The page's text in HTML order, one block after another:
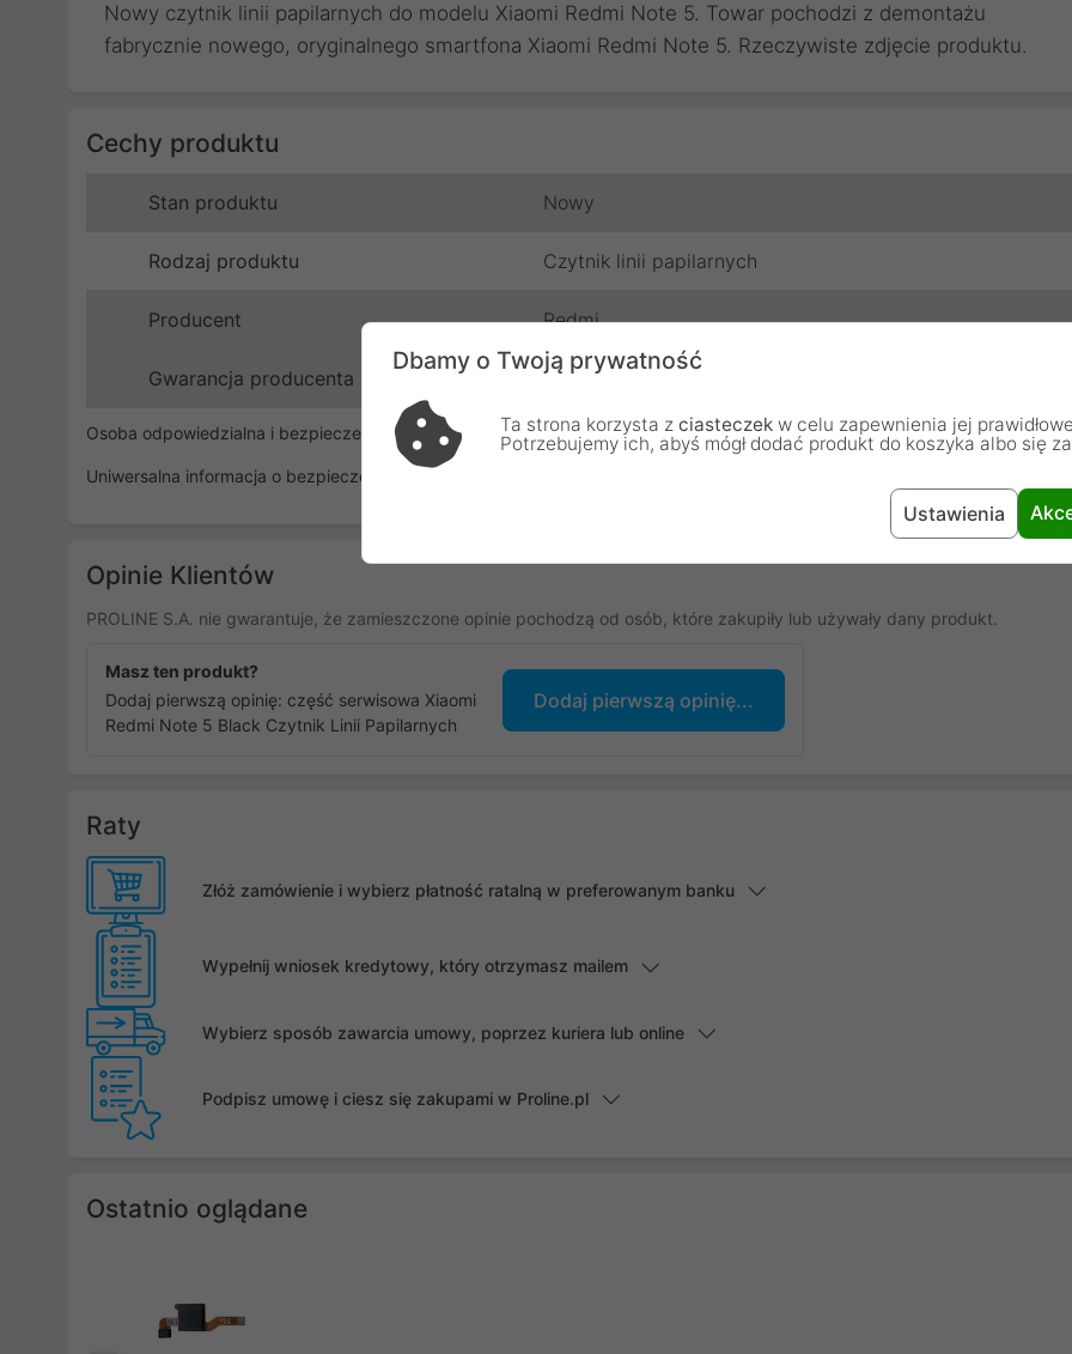
Nowy czytnik linii papilarnych do modelu Xiaomi Redmi Note 5. Towar pochodzi z demontażu
fabrycznie nowego, oryginalnego smartfona Xiaomi Redmi Note 5. Rzeczywiste zdjęcie produktu.
Cechy produktu
Stan produktu Nowy
Rodzaj produktu Czytnik linii papilarnych
Producent Redmi
Gwarancja producenta 3 miesiące
Osoba odpowiedzialna i bezpieczeństwo
Uniwersalna informacja o bezpieczeństwie
Opinie Klientów
PROLINE S.A. nie gwarantuje, że zamieszczone opinie pochodzą od osób, które zakupiły lub używały dany produkt.
Masz ten produkt?
Dodaj pierwszą opinię: część serwisowa Xiaomi
Redmi Note 5 Black Czytnik Linii Papilarnych
Dodaj pierwszą opinię...
Raty
Złóż zamówienie i wybierz płatność ratalną w preferowanym banku
Wypełnij wniosek kredytowy, który otrzymasz mailem
Wybierz sposób zawarcia umowy, poprzez kuriera lub online
Podpisz umowę i ciesz się zakupami w Proline.pl
Ostatnio oglądane
Dbamy o Twoją prywatność
Ta strona korzysta z ciasteczek w celu zapewnienia jej
Potrzebujemy ich, abyś mógł dodać produkt do koszyka albo się
Ustawienia